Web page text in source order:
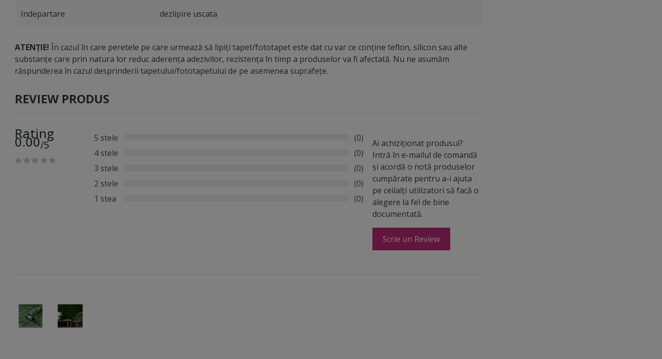
Indepartare dezlipire uscata
ATENȚIE! În cazul în care peretele pe care urmează să lipiți tapet/fototapet este dat cu var ce conține teflon, silicon sau alte
substanțe care prin natura lor reduc aderența adezivilor, rezistența în timp a produselor va fi afectată. Nu ne asumăm
răspunderea în cazul desprinderii tapetului/fototapetului de pe asemenea suprafețe.
REVIEW PRODUS
Rating
0.00/5
5 stele
(0)
4 stele
(0)
3 stele
(0)
2 stele
(0)
1 stea
(0)
Ai achiziționat produsul?
Intră în e-mailul de comandă
și acordă o notă produselor
cumpărate pentru a-i ajuta
pe ceilalți utilizatori să facă o
alegere la fel de bine
documentată.
Scrie un Review